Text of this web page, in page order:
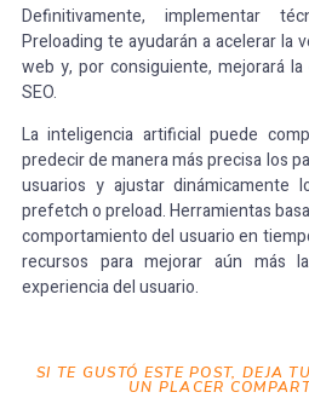
Definitivamente, implementar
Preloading te ayudarán a acelerar la
web y, por consiguiente, mejorará
SEO.
La inteligencia artificial puede
predecir de manera más precisa los
usuarios y ajustar dinámicamente
prefetch o preload. Herramientas
comportamiento del usuario en
recursos para mejorar aún más
experiencia del usuario.
SI TE GUSTÓ ESTE POST, DEJA
UN PLACER